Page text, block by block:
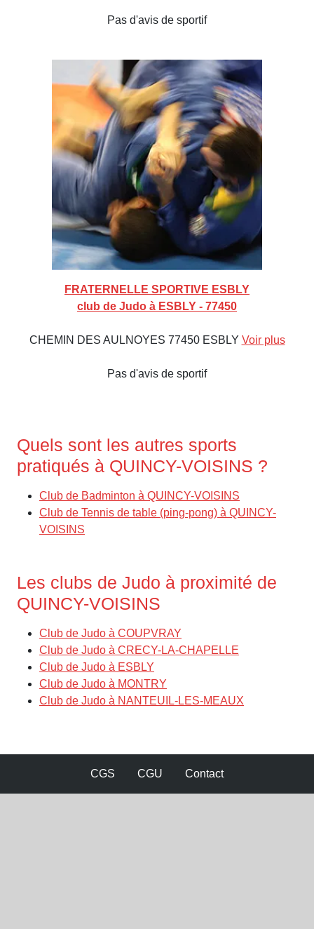
Pas d'avis de sportif
FRATERNELLE SPORTIVE ESBLY
club de Judo à ESBLY - 77450
CHEMIN DES AULNOYES 77450 ESBLY Voir plus
Pas d'avis de sportif
Quels sont les autres sports
pratiqués à QUINCY-VOISINS ?
Club de Badminton à QUINCY-VOISINS
Club de Tennis de table (ping-pong) à QUINCY-
VOISINS
Les clubs de Judo à proximité de
QUINCY-VOISINS
Club de Judo à COUPVRAY
Club de Judo à CRECY-LA-CHAPELLE
Club de Judo à ESBLY
Club de Judo à MONTRY
Club de Judo à NANTEUIL-LES-MEAUX
CGS CGU Contact